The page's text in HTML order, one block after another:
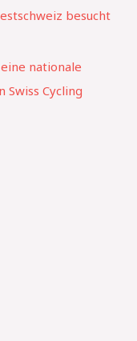
besucht
nationale
Cycling